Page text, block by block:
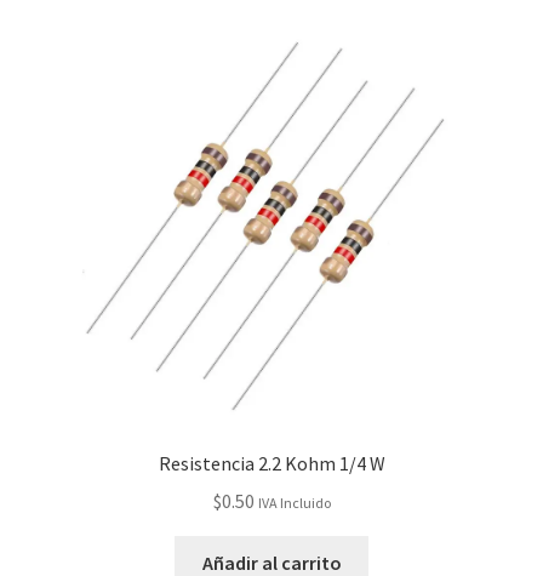
Resistencia 2.2 Kohm 1/4 W
$0.50 IVA Incluido
Añadir al carrito